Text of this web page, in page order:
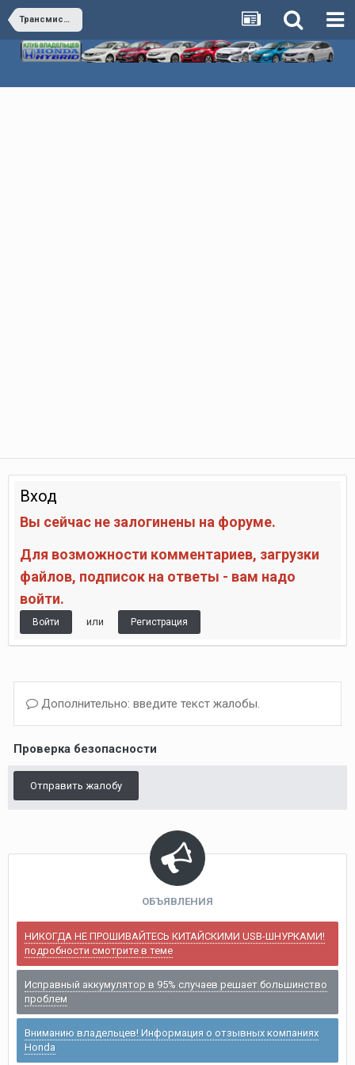
Трансмиссия
Вход
Вы сейчас не залогинены на форуме.
Для возможности комментариев, загрузки
файлов, подписок на ответы - вам надо
войти.
Войти или Регистрация
Дополнительно: введите текст жалобы.
Проверка безопасности
Отправить жалобу
ОБЪЯВЛЕНИЯ
НИКОГДА НЕ ПРОШИВАЙТЕСЬ КИТАЙСКИМИ USB-ШНУРКАМИ!
подробности смотрите в теме
Исправный аккумулятор в 95% случаев решает большинство
проблем
Вниманию владельцев! Информация о отзывных компаниях
Honda